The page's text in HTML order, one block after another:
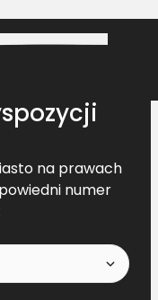
na prawach
numer